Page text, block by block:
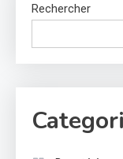
Rechercher